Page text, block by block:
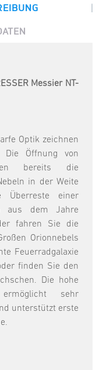
|
Messier NT-
Optik zeichnen
Die Öffnung von
bereits die
in der Weite
einer
aus dem Jahre
fahren Sie die
Orionnebels
Feuerradgalaxie
finden Sie den
Die hohe
sehr
unterstützt erste